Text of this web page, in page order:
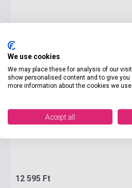
12 595 Ft
We use cookies
We may place these for analysis of our
show personalised content and to give you
more information about the cookies we
Accept all